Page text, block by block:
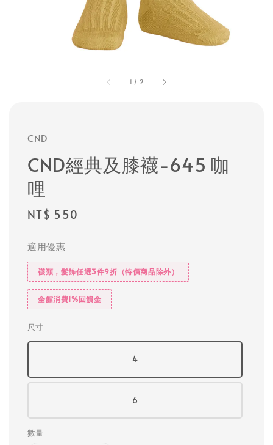
1 / 2
CND
CND經典及膝襪-645 咖
哩
Regular
NT$ 550
適用優惠
襪類，髮飾任選3件9折（特價商品除外）
全館消費1%回饋金
尺寸
4
6
數量